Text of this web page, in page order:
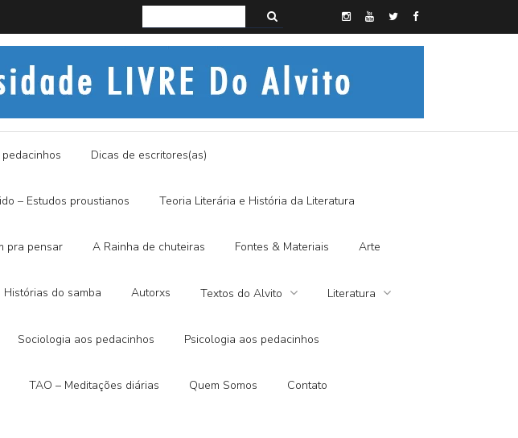
Histórias do Alvito – SEMI-MÍSTICO, SIM SENHOR
Dicas de escritores(as)
– Estudos proustianos Teoria Literária e História da Literatura
pra pensar A Rainha de chuteiras Fontes & Materiais Arte
Histórias do samba Autorxs Textos do Alvito Literatura
Sociologia aos pedacinhos Psicologia aos pedacinhos
TAO – Meditações diárias Quem Somos Contato